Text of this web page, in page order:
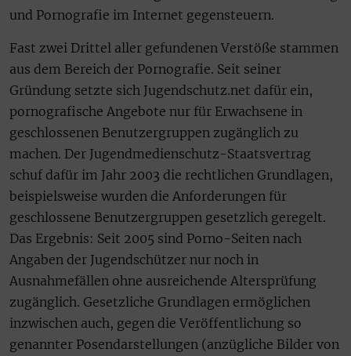
und Pornografie im Internet gegensteuern.
Fast zwei Drittel aller gefundenen Verstöße stammen
aus dem Bereich der Pornografie. Seit seiner
Gründung setzte sich Jugendschutz.net dafür ein,
pornografische Angebote nur für Erwachsene in
geschlossenen Benutzergruppen zugänglich zu
machen. Der Jugendmedienschutz-Staatsvertrag
schuf dafür im Jahr 2003 die rechtlichen Grundlagen,
beispielsweise wurden die Anforderungen für
geschlossene Benutzergruppen gesetzlich geregelt.
Das Ergebnis: Seit 2005 sind Porno-Seiten nach
Angaben der Jugendschützer nur noch in
Ausnahmefällen ohne ausreichende Altersprüfung
zugänglich. Gesetzliche Grundlagen ermöglichen
inzwischen auch, gegen die Veröffentlichung so
genannter Posendarstellungen (anzügliche Bilder von